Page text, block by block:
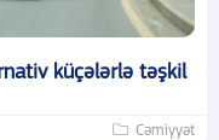
küçələrlə təşkil
Cəmiyyət